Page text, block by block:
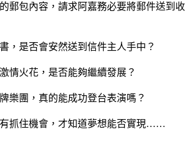
郵包內容，請求阿嘉務必要將郵件送到收
，是否會安然送到信件主人手中？
情火花，是否能夠繼續發展？
樂團，真的能成功登台表演嗎？
抓住機會，才知道夢想能否實現……